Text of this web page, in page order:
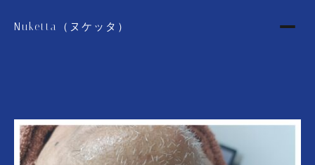
Nuketta（ヌケッタ）